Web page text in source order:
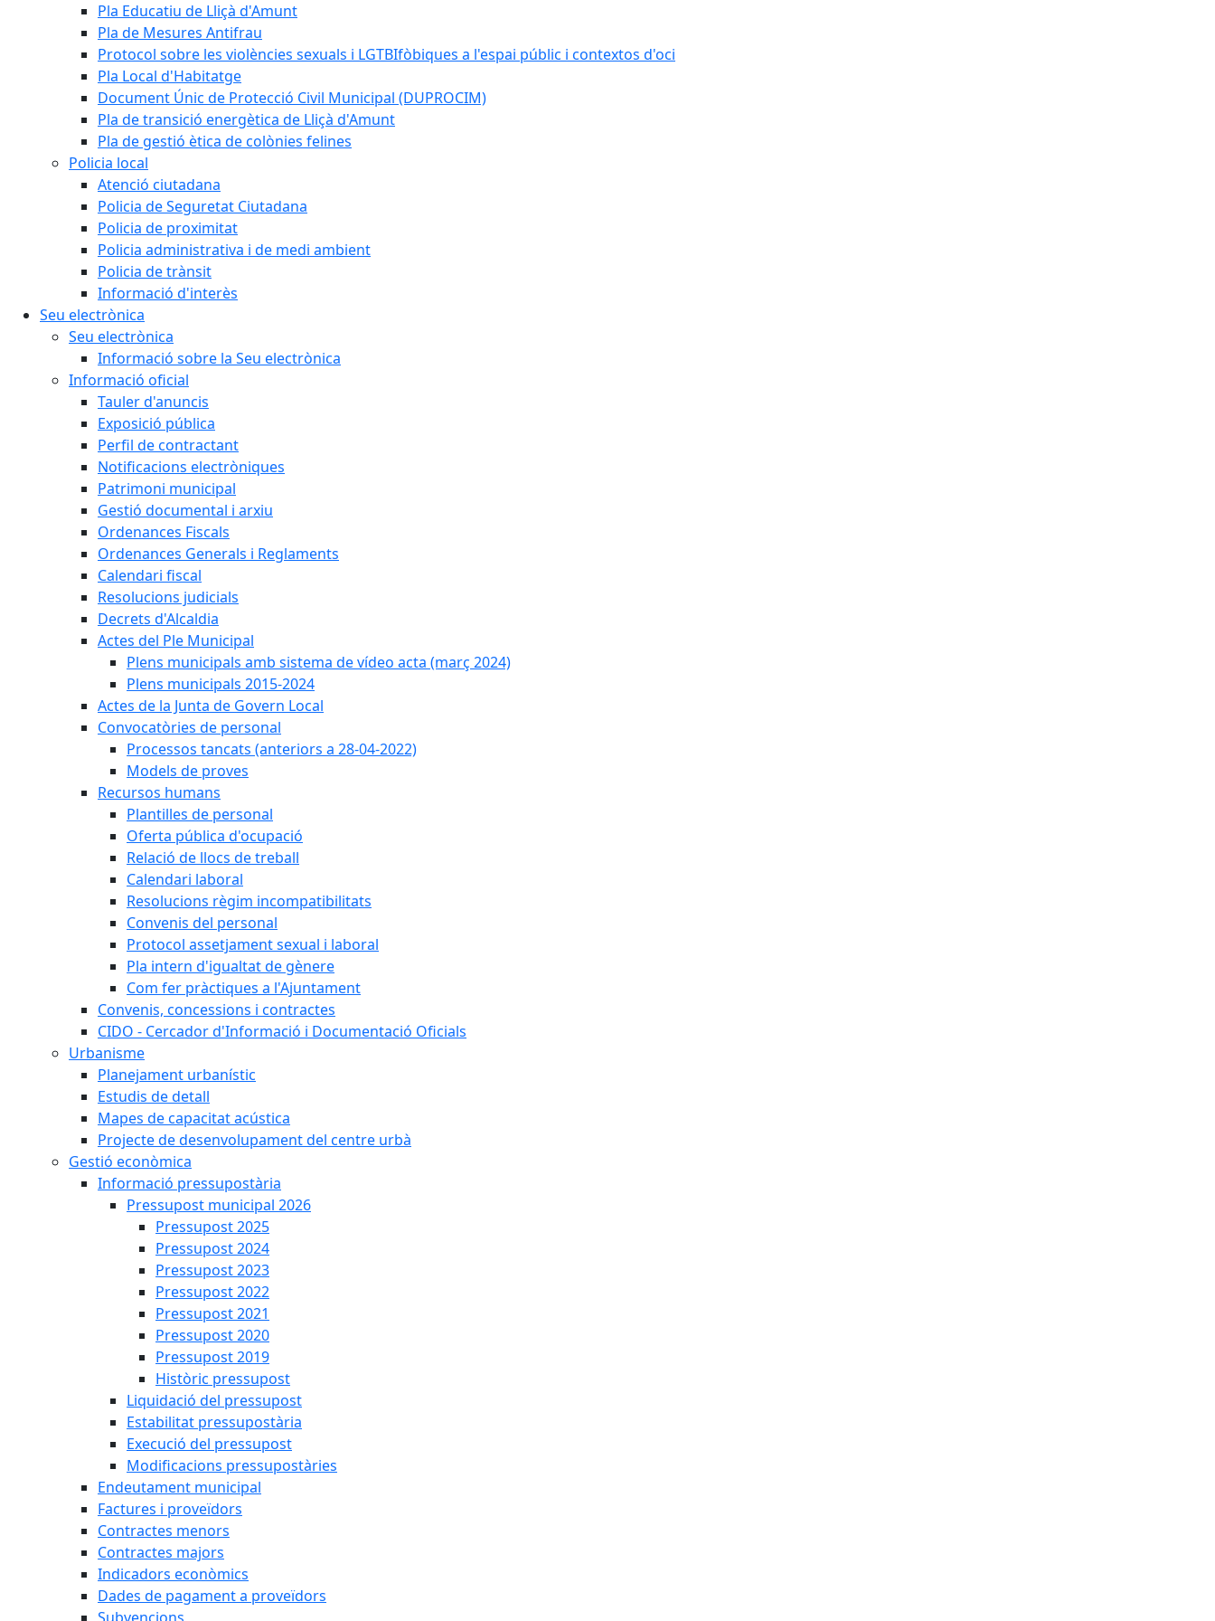
Pla Educatiu de Lliçà d'Amunt
Pla de Mesures Antifrau
Protocol sobre les violències sexuals i LGTBIfòbiques a l'espai públic i contextos d'oci
Pla Local d'Habitatge
Document Únic de Protecció Civil Municipal (DUPROCIM)
Pla de transició energètica de Lliçà d'Amunt
Pla de gestió ètica de colònies felines
Policia local
Atenció ciutadana
Policia de Seguretat Ciutadana
Policia de proximitat
Policia administrativa i de medi ambient
Policia de trànsit
Informació d'interès
Seu electrònica
Seu electrònica
Informació sobre la Seu electrònica
Informació oficial
Tauler d'anuncis
Exposició pública
Perfil de contractant
Notificacions electròniques
Patrimoni municipal
Gestió documental i arxiu
Ordenances Fiscals
Ordenances Generals i Reglaments
Calendari fiscal
Resolucions judicials
Decrets d'Alcaldia
Actes del Ple Municipal
Plens municipals amb sistema de vídeo acta (març 2024)
Plens municipals 2015-2024
Actes de la Junta de Govern Local
Convocatòries de personal
Processos tancats (anteriors a 28-04-2022)
Models de proves
Recursos humans
Plantilles de personal
Oferta pública d'ocupació
Relació de llocs de treball
Calendari laboral
Resolucions règim incompatibilitats
Convenis del personal
Protocol assetjament sexual i laboral
Pla intern d'igualtat de gènere
Com fer pràctiques a l'Ajuntament
Convenis, concessions i contractes
CIDO - Cercador d'Informació i Documentació Oficials
Urbanisme
Planejament urbanístic
Estudis de detall
Mapes de capacitat acústica
Projecte de desenvolupament del centre urbà
Gestió econòmica
Informació pressupostària
Pressupost municipal 2026
Pressupost 2025
Pressupost 2024
Pressupost 2023
Pressupost 2022
Pressupost 2021
Pressupost 2020
Pressupost 2019
Històric pressupost
Liquidació del pressupost
Estabilitat pressupostària
Execució del pressupost
Modificacions pressupostàries
Endeutament municipal
Factures i proveïdors
Contractes menors
Contractes majors
Indicadors econòmics
Dades de pagament a proveïdors